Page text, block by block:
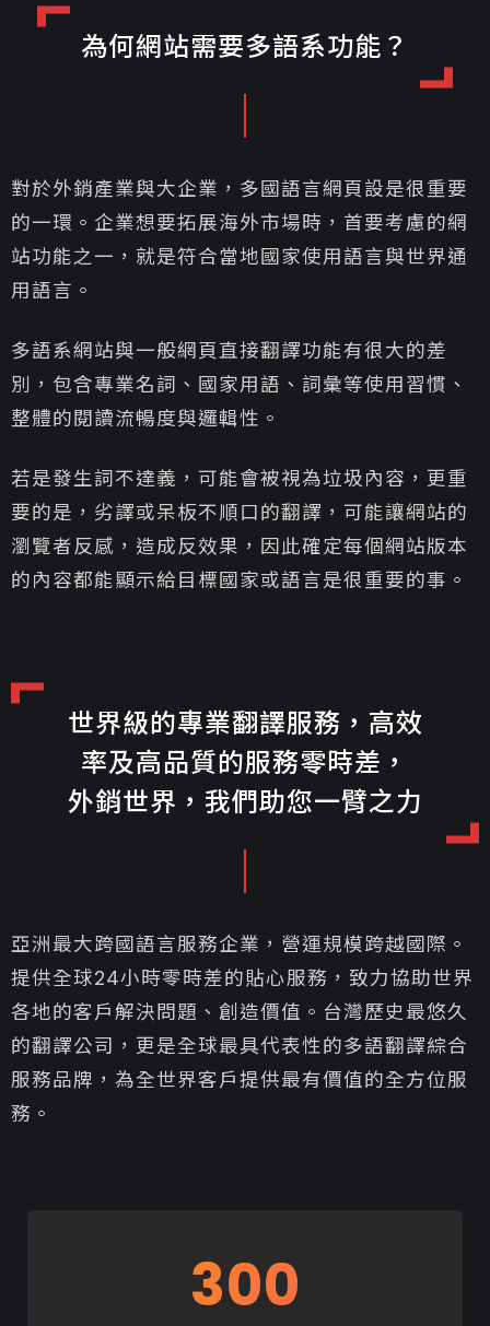
為何網站需要多語系功能？
對於外銷產業與大企業，多國語言網頁設是很重要
的一環。企業想要拓展海外市場時，首要考慮的網
站功能之一，就是符合當地國家使用語言與世界通
用語言。
多語系網站與一般網頁直接翻譯功能有很大的差
別，包含專業名詞、國家用語、詞彙等使用習慣、
整體的閱讀流暢度與邏輯性。
若是發生詞不達義，可能會被視為垃圾內容，更重
要的是，劣譯或呆板不順口的翻譯，可能讓網站的
瀏覽者反感，造成反效果，因此確定每個網站版本
的內容都能顯示給目標國家或語言是很重要的事。
世界級的專業翻譯服務，高效
率及高品質的服務零時差，
外銷世界，我們助您一臂之力
亞洲最大跨國語言服務企業，營運規模跨越國際。
提供全球24小時零時差的貼心服務，致力協助世界
各地的客戶解決問題、創造價值。台灣歷史最悠久
的翻譯公司，更是全球最具代表性的多語翻譯綜合
服務品牌，為全世界客戶提供最有價值的全方位服
務。
300